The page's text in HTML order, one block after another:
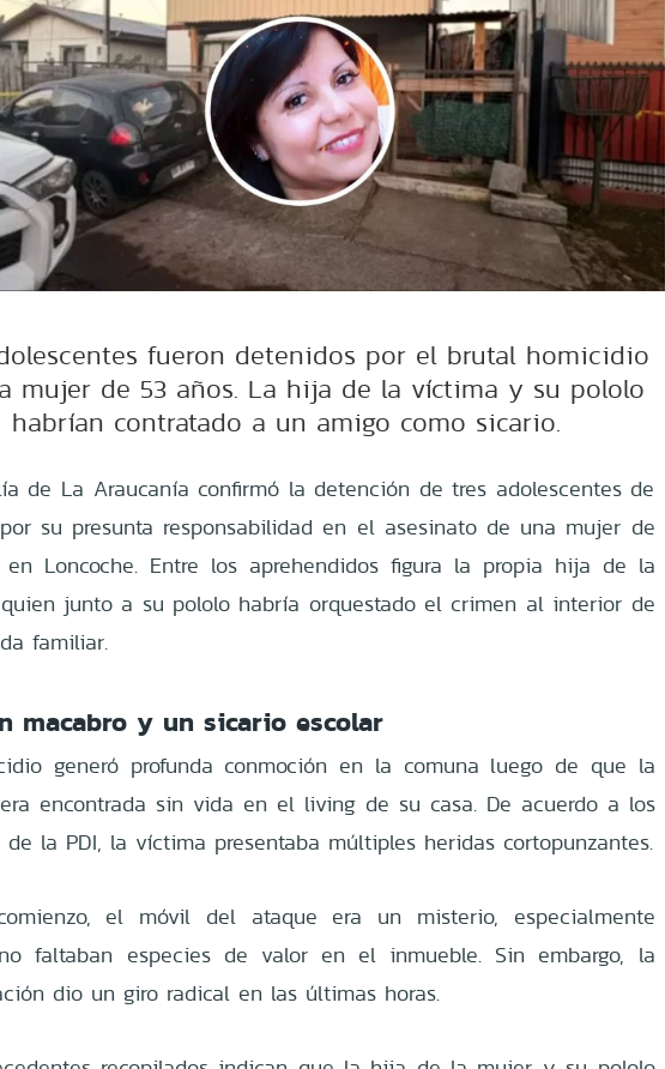
fueron detenidos por el brutal homicidio
mujer de 53 años. La hija de la víctima y su pololo
habrían contratado a un amigo como sicario.
de La Araucanía confirmó la detención de tres adolescentes de
su presunta responsabilidad en el asesinato de una mujer de
en Loncoche. Entre los aprehendidos figura la propia hija de la
junto a su pololo habría orquestado el crimen al interior de
familiar.
macabro y un sicario escolar
generó profunda conmoción en la comuna luego de que la
encontrada sin vida en el living de su casa. De acuerdo a los
de la PDI, la víctima presentaba múltiples heridas cortopunzantes.
el móvil del ataque era un misterio, especialmente
faltaban especies de valor en el inmueble. Sin embargo, la
dio un giro radical en las últimas horas.